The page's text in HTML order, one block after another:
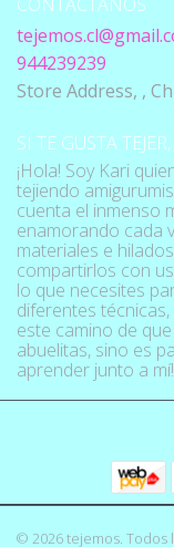
944239239
Store Address, ,
SI TE GUSTA
¡Hola! Soy Kari
tejiendo
cuenta el inmenso
enamorando cada
materiales e
compartirlos con
lo que necesites
diferentes
este camino de
abuelitas, sino es
aprender junto a mí!
© 2026 tejemos. Todos